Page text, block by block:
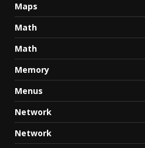
Maps
Math
Math
Memory
Menus
Network
Network